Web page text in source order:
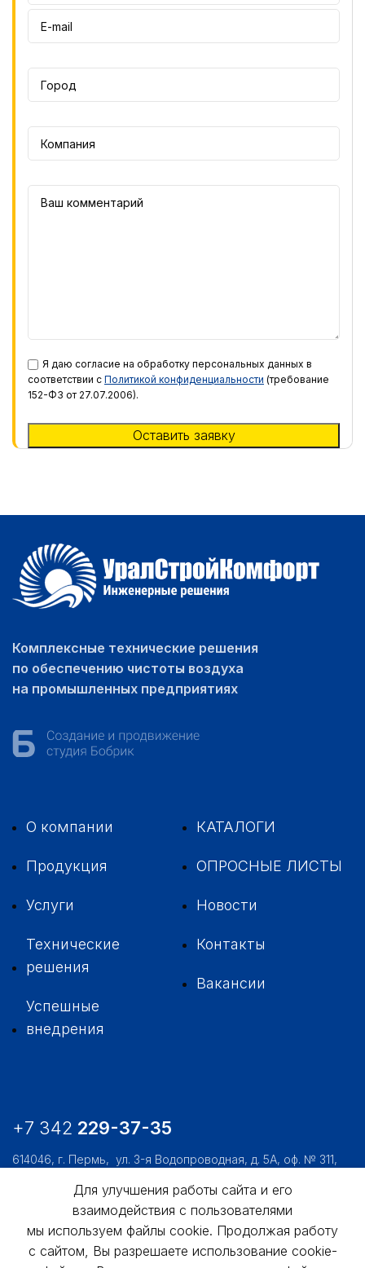
Я даю согласие на обработку персональных данных в
соответствии с Политикой конфиденциальности (требование
152-ФЗ от 27.07.2006).
Комплексные технические решения
по обеспечению чистоты воздуха
на промышленных предприятиях
О компании
Продукция
Услуги
Технические
решения
Успешные
внедрения
КАТАЛОГИ
ОПРОСНЫЕ ЛИСТЫ
Новости
Контакты
Вакансии
+7 342 229-37-35
614046, г. Пермь, ул. 3-я Водопроводная, д. 5А, оф. № 311,
usk@usk.perm.ru
Обратная связь
Для улучшения работы сайта и его
взаимодействия с пользователями
мы используем файлы cookie. Продолжая работу
с сайтом, Вы разрешаете использование cookie-